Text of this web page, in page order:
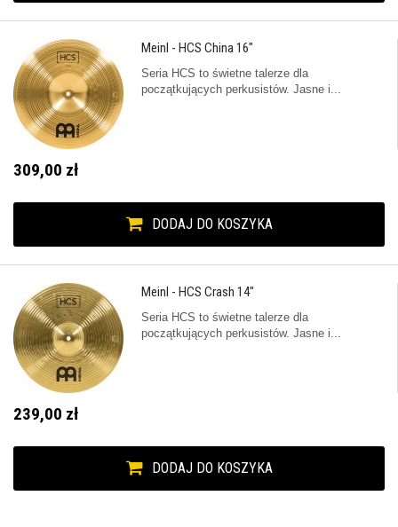
Meinl - HCS China 16"
Seria HCS to świetne talerze dla
początkujących perkusistów. Jasne i...
309,00 zł
DODAJ DO KOSZYKA
Meinl - HCS Crash 14"
Seria HCS to świetne talerze dla
początkujących perkusistów. Jasne i...
239,00 zł
DODAJ DO KOSZYKA